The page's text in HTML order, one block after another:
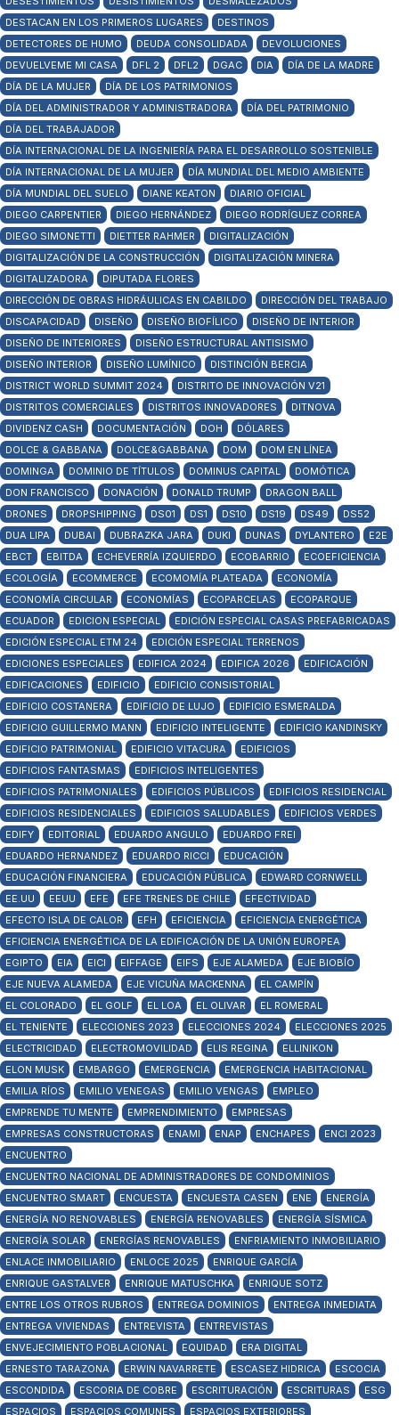
DESTACAN EN LOS PRIMEROS LUGARES
DESTINOS
DETECTORES DE HUMO
DEUDA CONSOLIDADA
DEVOLUCIONES
DEVUELVEME MI CASA
DFL 2 DFL2 DGAC DIA
DÍA DE LA MADRE
DÍA DE LA MUJER
DÍA DE LOS PATRIMONIOS
DÍA DEL ADMINISTRADOR Y ADMINISTRADORA
DÍA DEL PATRIMONIO
DÍA DEL TRABAJADOR
DÍA INTERNACIONAL DE LA INGENIERÍA PARA EL DESARROLLO SOSTENIBLE
DÍA INTERNACIONAL DE LA MUJER
DÍA MUNDIAL DEL MEDIO AMBIENTE
DÍA MUNDIAL DEL SUELO
DIANE KEATON
DIARIO OFICIAL
DIEGO CARPENTIER
DIEGO HERNÁNDEZ
DIEGO RODRÍGUEZ CORREA
DIEGO SIMONETTI
DIETTER RAHMER
DIGITALIZACIÓN
DIGITALIZACIÓN DE LA CONSTRUCCIÓN
DIGITALIZACIÓN MINERA
DIGITALIZADORA
DIPUTADA FLORES
DIRECCIÓN DE OBRAS HIDRÁULICAS EN CABILDO
DIRECCIÓN DEL TRABAJO
DISCAPACIDAD
DISEÑO DISEÑO BIOFÍLICO
DISEÑO DE INTERIOR
DISEÑO DE INTERIORES
DISEÑO ESTRUCTURAL ANTISISMO
DISEÑO INTERIOR
DISEÑO LUMÍNICO
DISTINCIÓN BERCIA
DISTRICT WORLD SUMMIT 2024
DISTRITO DE INNOVACIÓN V21
DISTRITOS COMERCIALES
DISTRITOS INNOVADORES
DITNOVA
DIVIDENZ CASH
DOCUMENTACIÓN DOH
DÓLARES
DOLCE & GABBANA
DOLCE&GABBANA DOM
DOM EN LÍNEA
DOMINGA
DOMINIO DE TÍTULOS DOMINUS CAPITAL
DOMÓTICA
DON FRANCISCO
DONACIÓN DONALD TRUMP
DRAGON BALL
DRONES
DROPSHIPPING DS01 DS1 DS10 DS19 DS49
DS52
DUA LIPA
DUBAI DUBRAZKA JARA DUKI DUNAS DYLANTERO
E2E
EBCT
EBITDA ECHEVERRÍA IZQUIERDO ECOBARRIO
ECOEFICIENCIA
ECOLOGÍA
ECOMMERCE ECOMOMÍA PLATEADA
ECONOMÍA
ECONOMÍA CIRCULAR
ECONOMÍAS ECOPARCELAS
ECOPARQUE
ECUADOR
EDICION ESPECIAL
EDICIÓN ESPECIAL CASAS PREFABRICADAS
EDICIÓN ESPECIAL ETM 24
EDICIÓN ESPECIAL TERRENOS
EDICIONES ESPECIALES
EDIFICA 2024 EDIFICA 2026
EDIFICACIÓN
EDIFICACIONES
EDIFICIO
EDIFICIO CONSISTORIAL
EDIFICIO COSTANERA
EDIFICIO DE LUJO
EDIFICIO ESMERALDA
EDIFICIO GUILLERMO MANN
EDIFICIO INTELIGENTE
EDIFICIO KANDINSKY
EDIFICIO PATRIMONIAL
EDIFICIO VITACURA
EDIFICIOS
EDIFICIOS FANTASMAS
EDIFICIOS INTELIGENTES
EDIFICIOS PATRIMONIALES
EDIFICIOS PÚBLICOS
EDIFICIOS RESIDENCIAL
EDIFICIOS RESIDENCIALES
EDIFICIOS SALUDABLES
EDIFICIOS VERDES
EDIFY
EDITORIAL EDUARDO ANGULO
EDUARDO FREI
EDUARDO HERNANDEZ
EDUARDO RICCI
EDUCACIÓN
EDUCACIÓN FINANCIERA
EDUCACIÓN PÚBLICA
EDWARD CORNWELL
EE.UU
EEUU EFE EFE TRENES DE CHILE
EFECTIVIDAD
EFECTO ISLA DE CALOR
EFH EFICIENCIA
EFICIENCIA ENERGÉTICA
EFICIENCIA ENERGÉTICA DE LA EDIFICACIÓN DE LA UNIÓN EUROPEA
EGIPTO
EIA EICI EIFFAGE EIFS EJE ALAMEDA
EJE BIOBÍO
EJE NUEVA ALAMEDA
EJE VICUÑA MACKENNA
EL CAMPÍN
EL COLORADO
EL GOLF EL LOA EL OLIVAR
EL ROMERAL
EL TENIENTE
ELECCIONES 2023 ELECCIONES 2024
ELECCIONES 2025
ELECTRICIDAD
ELECTROMOVILIDAD ELIS REGINA
ELLINIKON
ELON MUSK
EMBARGO EMERGENCIA
EMERGENCIA HABITACIONAL
EMILIA RÍOS
EMILIO VENEGAS EMILIO VENGAS
EMPLEO
EMPRENDE TU MENTE
EMPRENDIMIENTO
EMPRESAS
EMPRESAS CONSTRUCTORAS
ENAMI ENAP ENCHAPES
ENCI 2023
ENCUENTRO
ENCUENTRO NACIONAL DE ADMINISTRADORES DE CONDOMINIOS
ENCUENTRO SMART
ENCUESTA ENCUESTA CASEN ENE
ENERGÍA
ENERGÍA NO RENOVABLES
ENERGÍA RENOVABLES
ENERGÍA SÍSMICA
ENERGÍA SOLAR
ENERGÍAS RENOVABLES
ENFRIAMIENTO INMOBILIARIO
ENLACE INMOBILIARIO
ENLOCE 2025
ENRIQUE GARCÍA
ENRIQUE GASTALVER
ENRIQUE MATUSCHKA
ENRIQUE SOTZ
ENTRE LOS OTROS RUBROS
ENTREGA DOMINIOS
ENTREGA INMEDIATA
ENTREGA VIVIENDAS
ENTREVISTA
ENTREVISTAS
ENVEJECIMIENTO POBLACIONAL
EQUIDAD
ERA DIGITAL
ERNESTO TARAZONA
ERWIN NAVARRETE ESCASEZ HIDRICA
ESCOCIA
ESCONDIDA
ESCORIA DE COBRE ESCRITURACIÓN ESCRITURAS
ESG
ESPACIOS
ESPACIOS COMUNES ESPACIOS EXTERIORES